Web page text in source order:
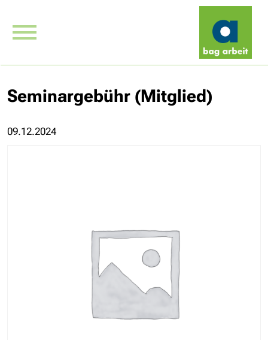
Seminargebühr (Mitglied)
09.12.2024